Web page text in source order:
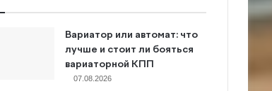
Вариатор или автомат: что
лучше и стоит ли бояться
вариаторной КПП
07.08.2026